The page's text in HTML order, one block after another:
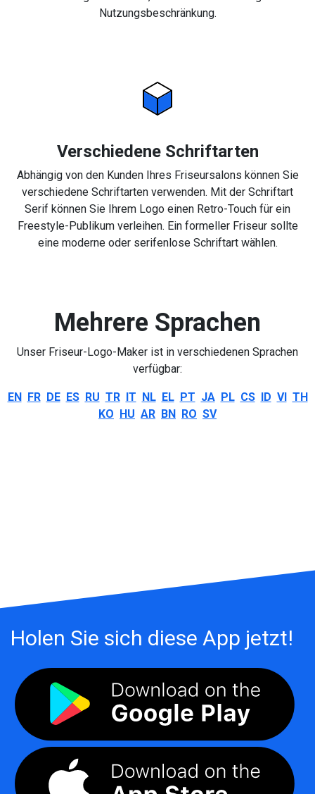
Nutzungsbeschränkung.
Verschiedene Schriftarten
Abhängig von den Kunden Ihres Friseursalons können Sie
verschiedene Schriftarten verwenden. Mit der Schriftart
Serif können Sie Ihrem Logo einen Retro-Touch für ein
Freestyle-Publikum verleihen. Ein formeller Friseur sollte
eine moderne oder serifenlose Schriftart wählen.
Mehrere Sprachen
Unser Friseur-Logo-Maker ist in verschiedenen Sprachen
verfügbar:
EN FR DE ES RU TR IT NL EL PT JA PL CS ID VI TH
KO HU AR BN RO SV
Holen Sie sich diese App jetzt!